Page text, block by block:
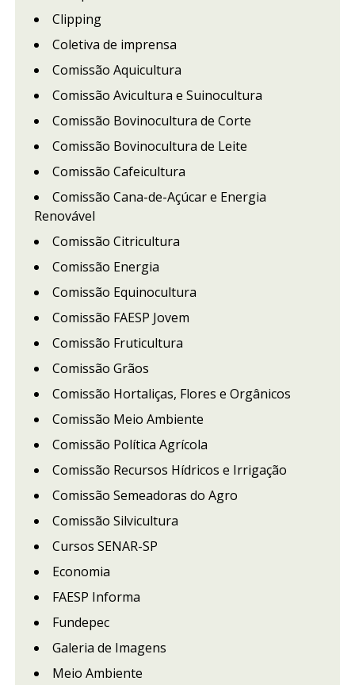
Clipping
Coletiva de imprensa
Comissão Aquicultura
Comissão Avicultura e Suinocultura
Comissão Bovinocultura de Corte
Comissão Bovinocultura de Leite
Comissão Cafeicultura
Comissão Cana-de-Açúcar e Energia
Renovável
Comissão Citricultura
Comissão Energia
Comissão Equinocultura
Comissão FAESP Jovem
Comissão Fruticultura
Comissão Grãos
Comissão Hortaliças, Flores e Orgânicos
Comissão Meio Ambiente
Comissão Política Agrícola
Comissão Recursos Hídricos e Irrigação
Comissão Semeadoras do Agro
Comissão Silvicultura
Cursos SENAR-SP
Economia
FAESP Informa
Fundepec
Galeria de Imagens
Meio Ambiente